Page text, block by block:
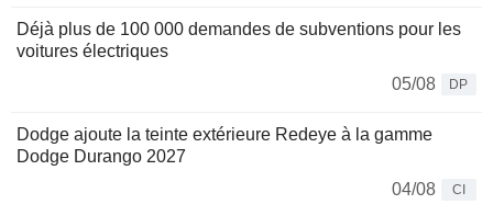
Déjà plus de 100 000 demandes de subventions pour les
voitures électriques
05/08
DP
Dodge ajoute la teinte extérieure Redeye à la gamme
Dodge Durango 2027
04/08
CI